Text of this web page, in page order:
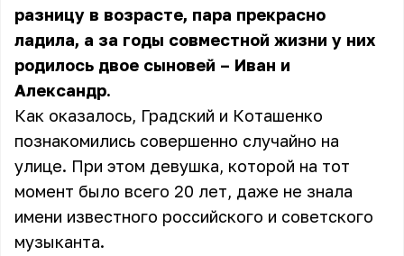
разницу в возрасте, пара прекрасно
ладила, а за годы совместной жизни у них
родилось двое сыновей – Иван и
Александр.
Как оказалось, Градский и Коташенко
познакомились совершенно случайно на
улице. При этом девушка, которой на тот
момент было всего 20 лет, даже не знала
имени известного российского и советского
музыканта.